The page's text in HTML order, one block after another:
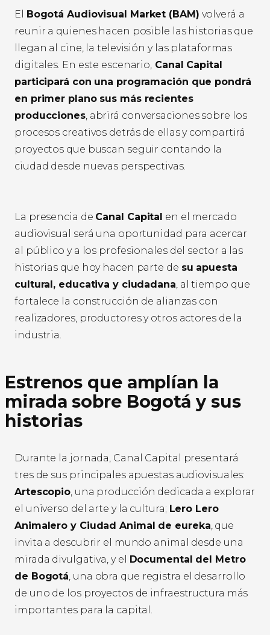
El Bogotá Audiovisual Market (BAM) volverá a
reunir a quienes hacen posible las historias que
llegan al cine, la televisión y las plataformas
digitales. En este escenario, Canal Capital
participará con una programación que pondrá
en primer plano sus más recientes
producciones, abrirá conversaciones sobre los
procesos creativos detrás de ellas y compartirá
proyectos que buscan seguir contando la
ciudad desde nuevas perspectivas.
La presencia de Canal Capital en el mercado
audiovisual será una oportunidad para acercar
al público y a los profesionales del sector a las
historias que hoy hacen parte de su apuesta
cultural, educativa y ciudadana, al tiempo que
fortalece la construcción de alianzas con
realizadores, productores y otros actores de la
industria.
Estrenos que amplían la
mirada sobre Bogotá y sus
historias
Durante la jornada, Canal Capital presentará
tres de sus principales apuestas audiovisuales:
Artescopio, una producción dedicada a explorar
el universo del arte y la cultura; Lero Lero
Animalero y Ciudad Animal de eureka, que
invita a descubrir el mundo animal desde una
mirada divulgativa, y el Documental del Metro
de Bogotá, una obra que registra el desarrollo
de uno de los proyectos de infraestructura más
importantes para la capital.